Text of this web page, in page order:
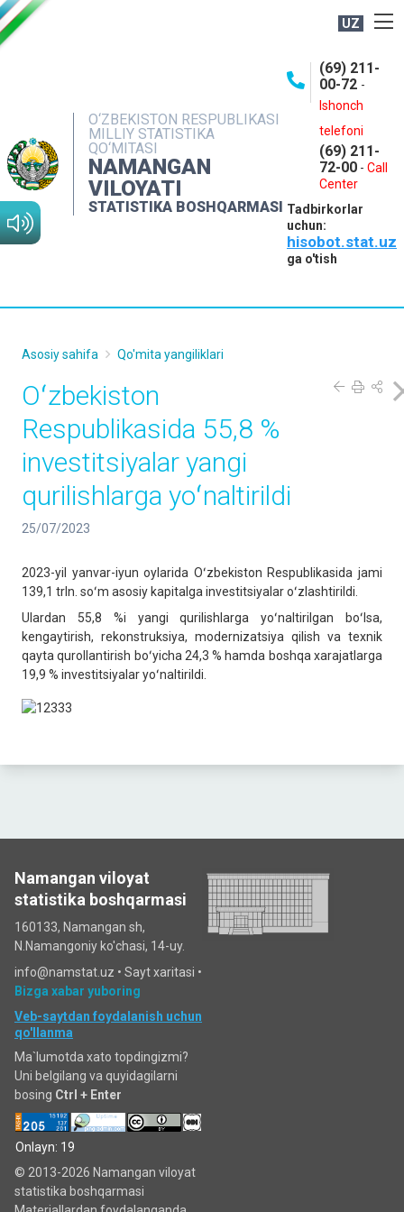
UZ
O‘ZBEKISTON RESPUBLIKASI
MILLIY STATISTIKA
QO‘MITASI
NAMANGAN
VILOYATI
STATISTIKA BOSHQARMASI
(69) 211-
00-72 -
Ishonch
telefoni
(69) 211-
72-00 - Call
Center
Tadbirkorlar
uchun:
hisobot.stat.uz
ga o'tish
NASHRLAR
INTERAKTIV XIZMATLAR
MATBUOT XIZMATI
MUROJAATLAR
Asosiy sahifa Qo'mita yangiliklari
Oʻzbekiston
Respublikasida 55,8 %
investitsiyalar yangi
qurilishlarga yoʻnaltirildi
25/07/2023
2023-yil yanvar-iyun oylarida Oʻzbekiston Respublikasida jami
139,1 trln. soʻm asosiy kapitalga investitsiyalar oʻzlashtirildi.
Ulardan 55,8 %i yangi qurilishlarga yoʻnaltirilgan boʻlsa,
kengaytirish, rekonstruksiya, modernizatsiya qilish va texnik
qayta qurollantirish boʻyicha 24,3 % hamda boshqa xarajatlarga
19,9 % investitsiyalar yoʻnaltirildi.
Namangan viloyat
statistika boshqarmasi
160133, Namangan sh,
N.Namangoniy ko'chasi, 14-uy.
info@namstat.uz • Sayt xaritasi •
Bizga xabar yuboring
Veb-saytdan foydalanish uchun
qo'llanma
Ma`lumotda xato topdingizmi?
Uni belgilang va quyidagilarni
bosing Ctrl + Enter
Onlayn: 19
© 2013-2026 Namangan viloyat
statistika boshqarmasi